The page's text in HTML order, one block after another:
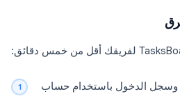
وسجل الدخول باستخدام حساب